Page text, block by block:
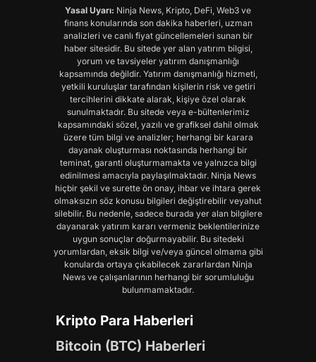
Yasal Uyarı: Ninja News, Kripto, DeFi, Web3 ve
finans konularında son dakika haberleri, uzman
analizleri ve canlı fiyat güncellemeleri sunan bir
haber sitesidir. Bu sitede yer alan yatırım bilgisi,
yorum ve tavsiyeler yatırım danışmanlığı
kapsamında değildir. Yatırım danışmanlığı hizmeti,
yetkili kuruluşlar tarafından kişilerin risk ve getiri
tercihlerini dikkate alarak, kişiye özel olarak
sunulmaktadır. Bu sitede veya e-bültenlerimiz
kapsamındaki sözel, yazılı ve grafiksel dahil olmak
üzere tüm bilgi ve analizler; herhangi bir karara
dayanak oluşturması noktasında herhangi bir
teminat, garanti oluşturmamakta ve yalnızca bilgi
edinilmesi amacıyla paylaşılmaktadır. Ninja News
hiçbir şekil ve surette ön onay, ihbar ve ihtara gerek
olmaksızın söz konusu bilgileri değiştirebilir veyahut
silebilir. Bu nedenle, sadece burada yer alan bilgilere
dayanarak yatırım kararı vermeniz beklentilerinize
uygun sonuçlar doğurmayabilir. Bu sitedeki
yorumlardan, eksik bilgi ve/veya güncel olmama gibi
konularda ortaya çıkabilecek zararlardan Ninja
News ve çalışanlarının herhangi bir sorumluluğu
bulunmamaktadır.
Kripto Para Haberleri
Bitcoin (BTC) Haberleri